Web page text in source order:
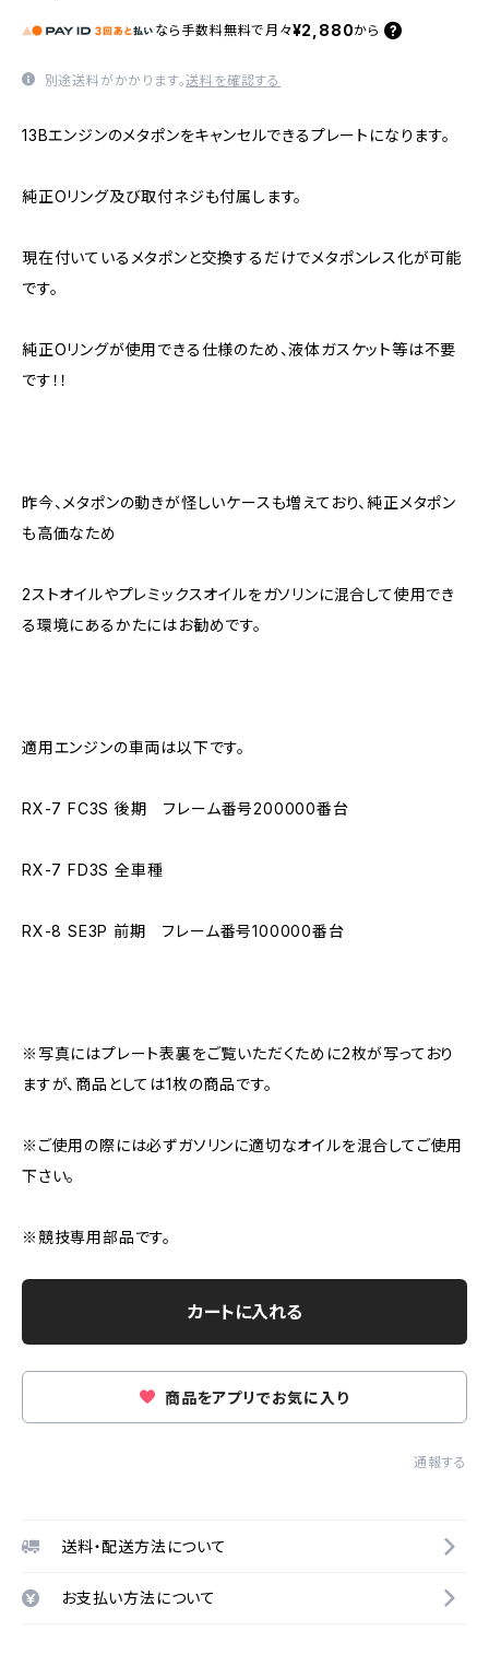
なら 手数料無料で 月々¥2,880から
別途送料がかかります。送料を確認する
13Bエンジンのメタポンをキャンセルできるプレートになります。
純正Oリング及び取付ネジも付属します。
現在付いているメタポンと交換するだけでメタポンレス化が可能
です。
純正Oリングが使用できる仕様のため、液体ガスケット等は不要
です！！
昨今、メタポンの動きが怪しいケースも増えており、純正メタポン
も高価なため
2ストオイルやプレミックスオイルをガソリンに混合して使用でき
る環境にあるかたにはお勧めです。
適用エンジンの車両は以下です。
RX-7 FC3S 後期 フレーム番号200000番台
RX-7 FD3S 全車種
RX-8 SE3P 前期 フレーム番号100000番台
※写真にはプレート表裏をご覧いただくために2枚が写っており
ますが、商品としては1枚の商品です。
※ご使用の際には必ずガソリンに適切なオイルを混合してご使用
下さい。
※競技専用部品です。
カートに入れる
商品をアプリでお気に入り
通報する
送料・配送方法について
お支払い方法について